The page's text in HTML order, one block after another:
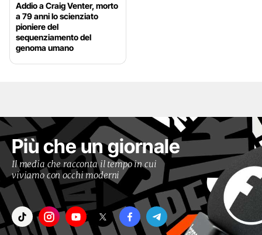
Addio a Craig Venter, morto
a 79 anni lo scienziato
pioniere del
sequenziamento del
genoma umano
Più che un giornale
Il media che racconta il tempo in cui
viviamo con occhi moderni